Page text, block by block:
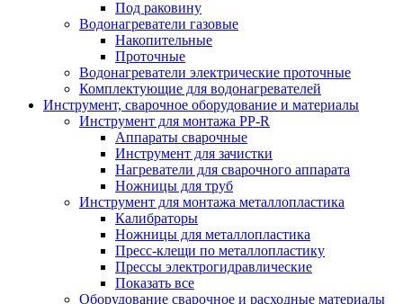
Под раковину
Водонагреватели газовые
Накопительные
Проточные
Водонагреватели электрические проточные
Комплектующие для водонагревателей
Инструмент, сварочное оборудование и материалы
Инструмент для монтажа PP-R
Аппараты сварочные
Инструмент для зачистки
Нагреватели для сварочного аппарата
Ножницы для труб
Инструмент для монтажа металлопластика
Калибраторы
Ножницы для металлопластика
Пресс-клещи по металлопластику
Прессы электрогидравлические
Показать все
Оборудование сварочное и расходные материалы